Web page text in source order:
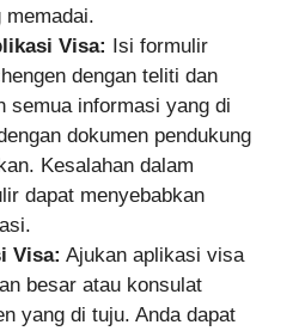
memadai.
Visa: Isi formulir
dengan teliti dan
semua informasi yang di
dokumen pendukung
Kesalahan dalam
dapat menyebabkan
Visa: Ajukan aplikasi visa
besar atau konsulat
yang di tuju. Anda dapat